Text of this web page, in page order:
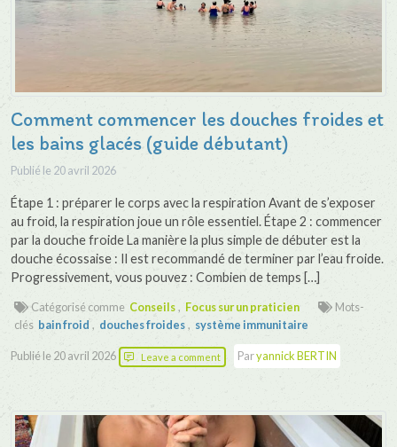
Comment commencer les douches froides et
les bains glacés (guide débutant)
Publié le 20 avril 2026
Étape 1 : préparer le corps avec la respiration Avant de s’exposer
au froid, la respiration joue un rôle essentiel. Étape 2 : commencer
par la douche froide La manière la plus simple de débuter est la
douche écossaise : Il est recommandé de terminer par l’eau froide.
Progressivement, vous pouvez : Combien de temps […]
Catégorisé comme Conseils, Focus sur un praticien
Mots-
clés bain froid , douches froides, système immunitaire
Publié le 20 avril 2026 Leave a comment Paryannick BERTIN